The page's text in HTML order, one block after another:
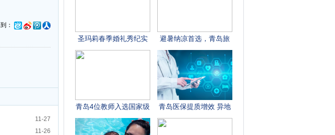
：
11-27
11-26